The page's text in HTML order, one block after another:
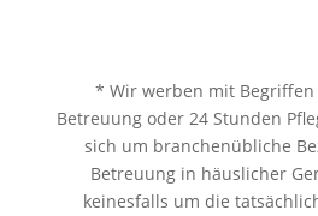
* Wir werben mit Begriffen
Betreuung oder 24 Stunden
sich um branchenübliche
Betreuung in häuslicher
keinesfalls um die